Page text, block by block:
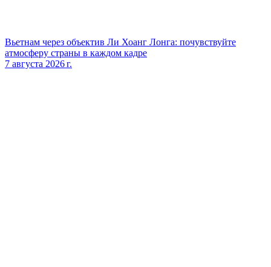
Вьетнам через объектив Ли Хоанг Лонга: почувствуйте
атмосферу страны в каждом кадре
7 августа 2026 г.